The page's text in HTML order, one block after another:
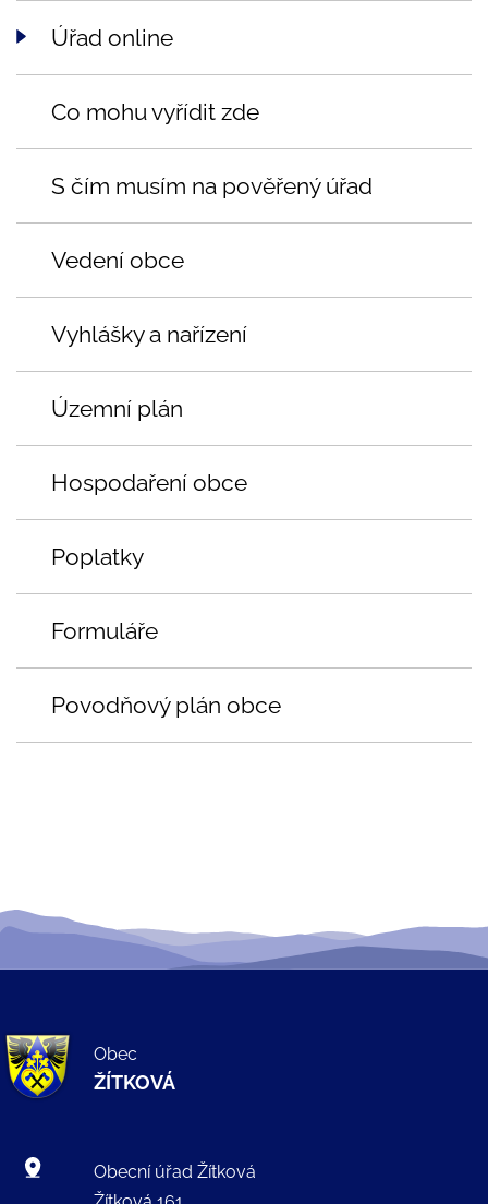
Úřad online
Co mohu vyřídit zde
S čím musím na pověřený úřad
Vedení obce
Vyhlášky a nařízení
Územní plán
Hospodaření obce
Poplatky
Formuláře
Povodňový plán obce
Obec
ŽÍTKOVÁ
Obecní úřad Žítková